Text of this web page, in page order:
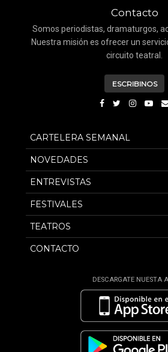
Contacto
Somos periodistas, dramaturgos,
Nuestra misión es ofrecer un
circuito teatral.
ESCRIBINOS
CARTELERA SEMANAL
NOVEDADES
ENTREVISTAS
FESTIVALES
TEATROS
CONTACTO
DESCARGATE NUESTA